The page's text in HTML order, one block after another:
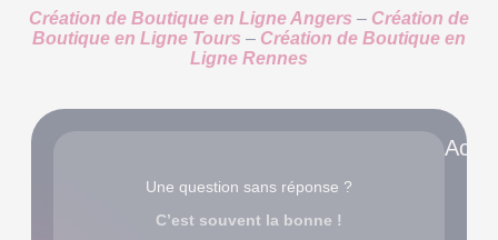
Création de Boutique en Ligne Angers – Création de
Boutique en Ligne Tours – Création de Boutique en
Ligne Rennes
Une question sans réponse ?
C’est souvent la bonne !